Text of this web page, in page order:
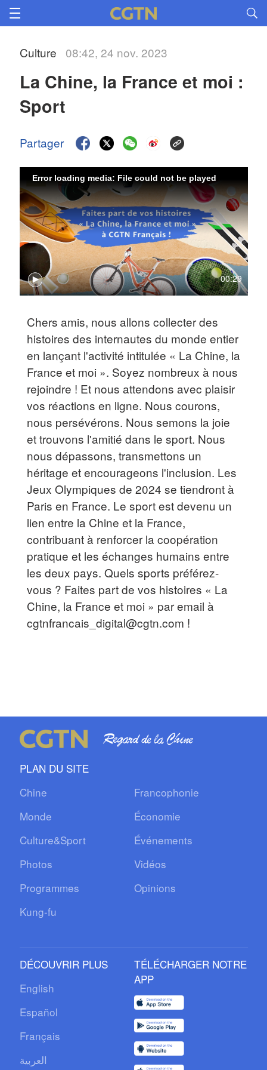
Culture 08:42, 24 nov. 2023
La Chine, la France et moi :
Sport
Partager
00:29
Error loading media: File could not be played
Chers amis, nous allons collecter des
histoires des internautes du monde entier
en lançant l'activité intitulée « La Chine, la
France et moi ». Soyez nombreux à nous
rejoindre ! Et nous attendons avec plaisir
vos réactions en ligne. Nous courons,
nous persévérons. Nous semons la joie
et trouvons l'amitié dans le sport. Nous
nous dépassons, transmettons un
héritage et encourageons l'inclusion. Les
Jeux Olympiques de 2024 se tiendront à
Paris en France. Le sport est devenu un
lien entre la Chine et la France,
contribuant à renforcer la coopération
pratique et les échanges humains entre
les deux pays. Quels sports préférez-
vous ? Faites part de vos histoires « La
Chine, la France et moi » par email à
cgtnfrancais_digital@cgtn.com !
PLAN DU SITE
Chine
Francophonie
Monde
Économie
Culture&Sport
Événements
Photos
Vidéos
Programmes
Opinions
Kung-fu
DÉCOUVRIR PLUS
English
Español
Français
العربية
TÉLÉCHARGER NOTRE
APP